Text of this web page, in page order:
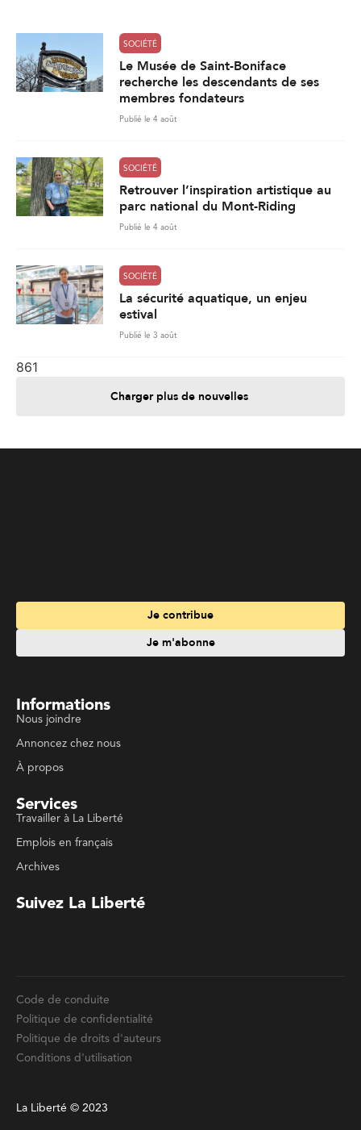
SOCIÉTÉ
Retrouver l’inspiration artistique au
parc national du Mont-Riding
Publié le 4 août
La sécurité aquatique, un enjeu
estival
Publié le 3 août
Charger plus de nouvelles
Je contribue
Services
Suivez La Liberté
Code de conduite
Politique de confidentialité
Politique de droits d'auteurs
La Liberté © 2023